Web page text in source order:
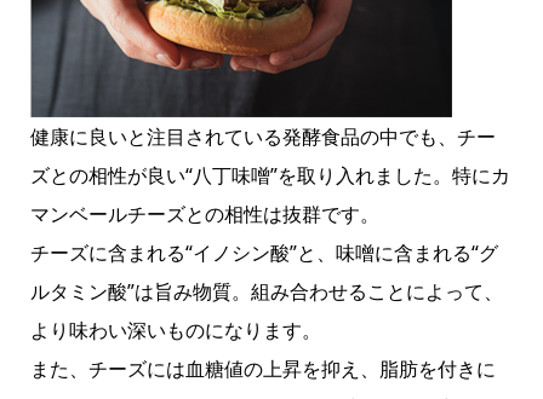
健康に良いと注目されている発酵食品の中でも、チー
ズとの相性が良い“八丁味噌”を取り入れました。特にカ
マンベールチーズとの相性は抜群です。
チーズに含まれる“イノシン酸”と、味噌に含まれる“グ
ルタミン酸”は旨み物質。組み合わせることによって、
より味わい深いものになります。
また、チーズには血糖値の上昇を抑え、脂肪を付きに